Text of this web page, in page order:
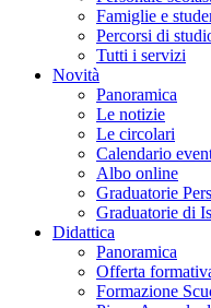
Famiglie e
Percorsi di
Tutti i servizi
Novità
Panoramica
Le notizie
Le circolari
Calendario
Albo online
Graduatorie
Graduatorie di
Didattica
Panoramica
Offerta
Formazione